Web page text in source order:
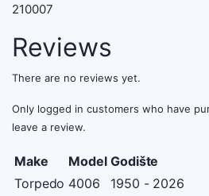
210007
Reviews
There are no reviews yet.
Only logged in customers who have
leave a review.
Make Model Godište
Torpedo 4006
1950 - 2026